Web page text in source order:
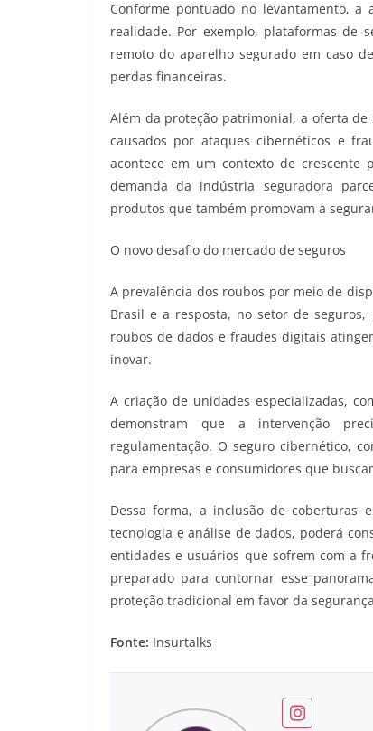
Conforme pontuado no levantamento, a
realidade. Por exemplo, plataformas de
remoto do aparelho segurado em caso
perdas financeiras.
Além da proteção patrimonial, a oferta
causados por ataques cibernéticos e
acontece em um contexto de crescente
demanda da indústria seguradora
produtos que também promovam a
O novo desafio do mercado de seguros
A prevalência dos roubos por meio de
Brasil e a resposta, no setor de
roubos de dados e fraudes digitais
inovar.
A criação de unidades especializadas,
demonstram que a intervenção
regulamentação. O seguro cibernético,
para empresas e consumidores que
Dessa forma, a inclusão de coberturas
tecnologia e análise de dados, poderá
entidades e usuários que sofrem com a
preparado para contornar esse
proteção tradicional em favor da
Fonte: Insurtalks